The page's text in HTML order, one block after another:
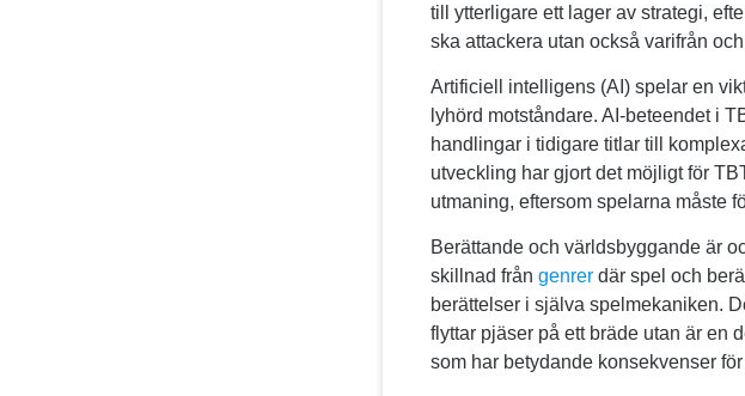
till ytterligare ett lager av strategi,
ska attackera utan också varifrån och
Artificiell intelligens (AI) spelar en
lyhörd motståndare. AI-beteendet i
handlingar i tidigare titlar till
utveckling har gjort det möjligt för
utmaning, eftersom spelarna måste
Berättande och världsbyggande är
skillnad frångenrer där spel och
berättelser i själva spelmekaniken.
flyttar pjäser på ett bräde utan är en
som har betydande konsekvenser